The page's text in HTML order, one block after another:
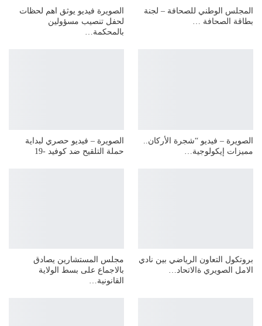
المجلس الوطني للصحافة – لجنة
بطاقة الصحافة …
الصويرة فيديو يوثق اهم لحظات
لحفل تنصيب مسؤولين
بالمحكمة…
الصويرة – فيديو “شجرة الأركان..
مميزات إيكولوجية…
الصويرة – فيديو حصري لبداية
حملة التلقيح ضد كوفيد -19
بروتكول التعاون الرياضي بين نادي
الامل الصويري ةالاتحاد…
مجلس المستشارين يصادق
بالاجماع على بسط الولاية
القانونية…